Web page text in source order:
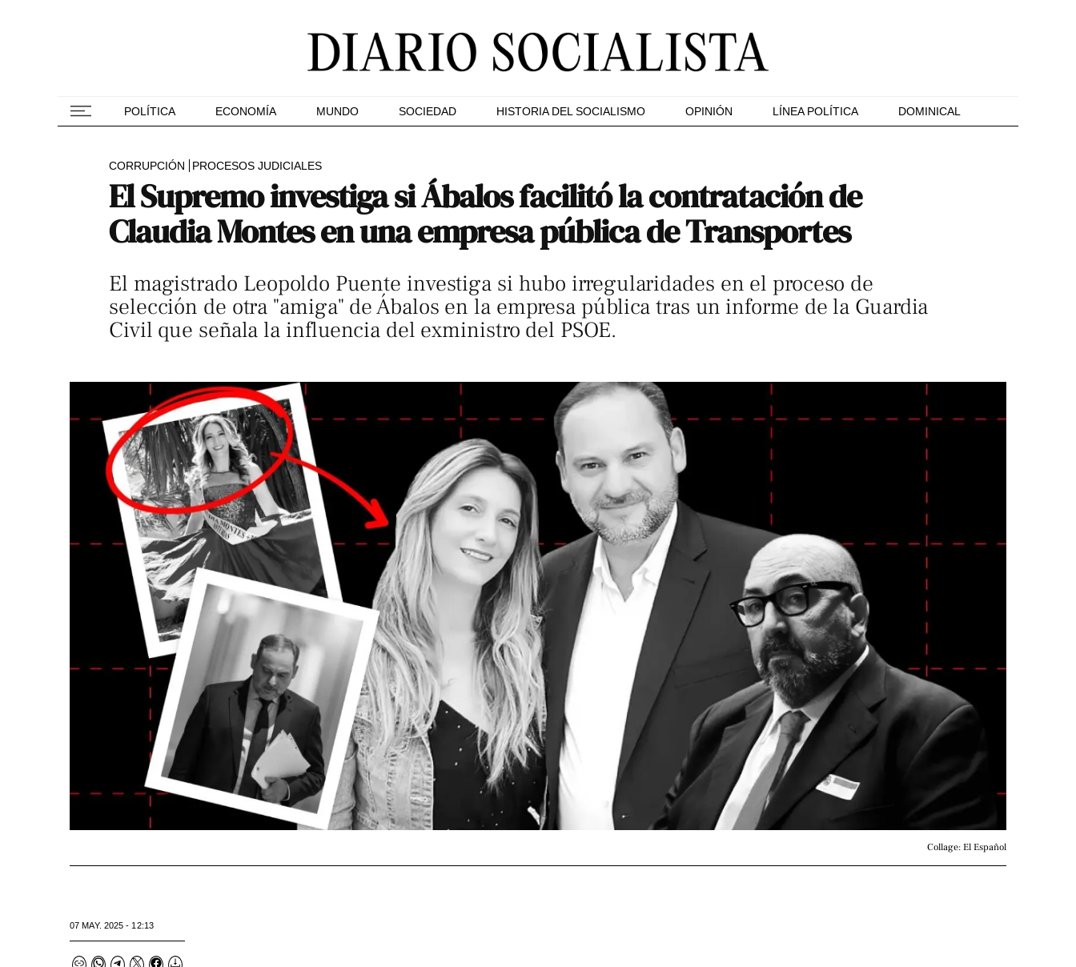
POLÍTICA ECONOMÍA MUNDO SOCIEDAD HISTORIA DEL SOCIALISMO OPINIÓN LÍNEA POLÍTICA DOMINICAL
CORRUPCIÓN PROCESOS JUDICIALES
El Supremo investiga si Ábalos facilitó la contratación de
Claudia Montes en una empresa pública de Transportes
El magistrado Leopoldo Puente investiga si hubo irregularidades en el proceso de
selección de otra "amiga" de Ábalos en la empresa pública tras un informe de la Guardia
Civil que señala la influencia del exministro del PSOE.
Collage: El Español
07 MAY. 2025 - 12:13